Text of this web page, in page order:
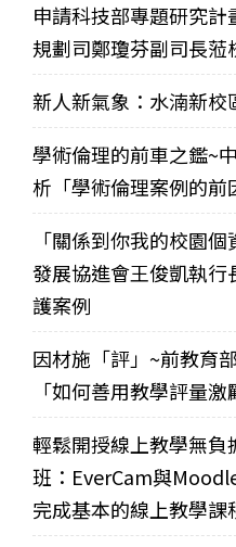
申請科技部專題研究
規劃司鄭瓊芬副司長蒞
新人新氣象：水湳新
學術倫理的前車之鑑~
析「學術倫理案例的前
「關係到你我的校園
發展協進會王俊凱執
護案例
因材施「評」~前教育
「如何善用教學評量
輕鬆開授線上教學無負
班：EverCam與
完成基本的線上教學課